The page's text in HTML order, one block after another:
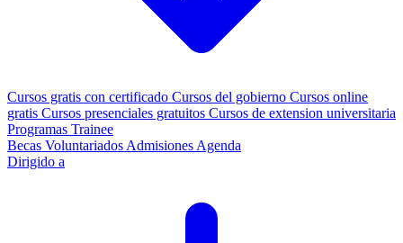
Cursos gratis con certificado Cursos del gobierno Cursos online
gratis Cursos presenciales gratuitos Cursos de extension universitaria
Programas Trainee
Becas Voluntariados Admisiones Agenda
Dirigido a